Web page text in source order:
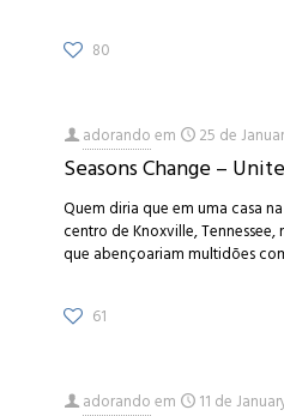
80
adorandoem 25 de
Seasons Change –
Quem diria que em uma casa
centro de Knoxville,
que abençoariam multidões
61
adorandoem 11 de